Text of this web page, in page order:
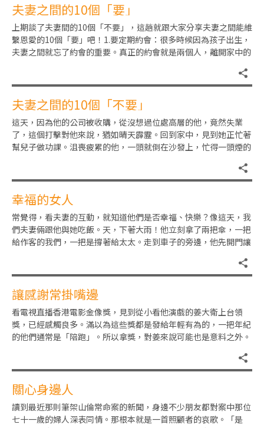
夫妻之間的10個「要」
上期談了夫妻間的10個「不要」，這趟就跟大家分享夫妻之間能維
繫恩愛的10個「要」吧！1.要定期約會：很多時候因為孩子出生，
夫妻之間就忘了約會的重要。真正的約會就是兩個人，離開家中的
夫妻之間的10個「不要」
這天，因為他的公司被收購，從沒想過位處高層的他，竟然失業
了，這個打擊對他來說，猶如晴天霹靂。回到家中，見到她正忙著
幫兒子做功課。沮喪疲累的他，一頭就倒在沙發上，忙得一頭煙的
幸福的女人
常覺得，看夫妻的互動，就知道他們是否幸福、快樂？像這天，我
們夫妻倆跟他與她吃飯。天，下著大雨！他立刻拿了兩把傘，一把
給作客的我們，一把是撐著給太太。走到車子的旁邊，他先開門讓
讓感謝常掛嘴邊
看電視直播香港電影金像獎，見到從小看他演戲的姜大衛上台領
獎，已經感觸良多。滿以為這些獎都是發給年輕有為的，一把年紀
的他們通常是「陪跑」。所以拿獎，對姜來說可能也是意料之外。
關心身邊人
讀到最近那則筆架山倫常命案的新聞，身邊不少朋友都對案中那位
七十一歲的婦人深表同情。那根本就是一首照顧者的哀歌。「是